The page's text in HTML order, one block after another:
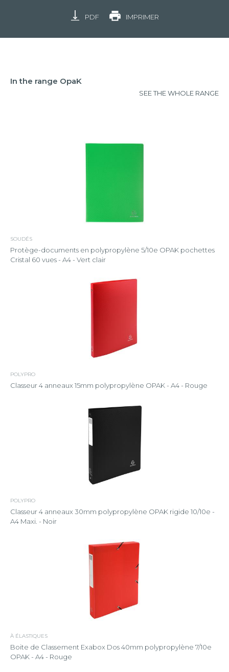
PDF IMPRIMER
In the range OpaK
SEE THE WHOLE RANGE
SOUDÉS
Protège-documents en polypropylène 5/10e OPAK pochettes
Cristal 60 vues - A4 - Vert clair
POLYPRO
Classeur 4 anneaux 15mm polypropylène OPAK - A4 - Rouge
POLYPRO
Classeur 4 anneaux 30mm polypropylène OPAK rigide 10/10e -
A4 Maxi. - Noir
À ÉLASTIQUES
Boite de Classement Exabox Dos 40mm polypropylène 7/10e
OPAK - A4 - Rouge